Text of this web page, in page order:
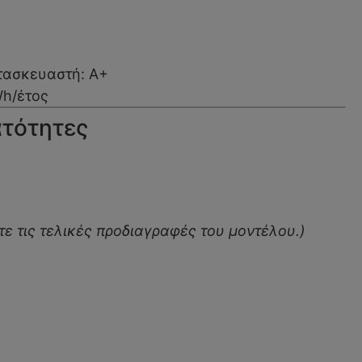
A+
έτος
τις τελικές προδιαγραφές του μοντέλου.)